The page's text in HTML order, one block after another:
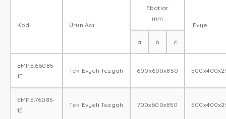
Kod Ürün Adı
Ebatlar
mm
Evye
a b c
EMP.E.66085-
1E
Tek Evyeli Tezgah 600x600x850
EMP.E.76085-
1E
Tek Evyeli Tezgah 700x600x850